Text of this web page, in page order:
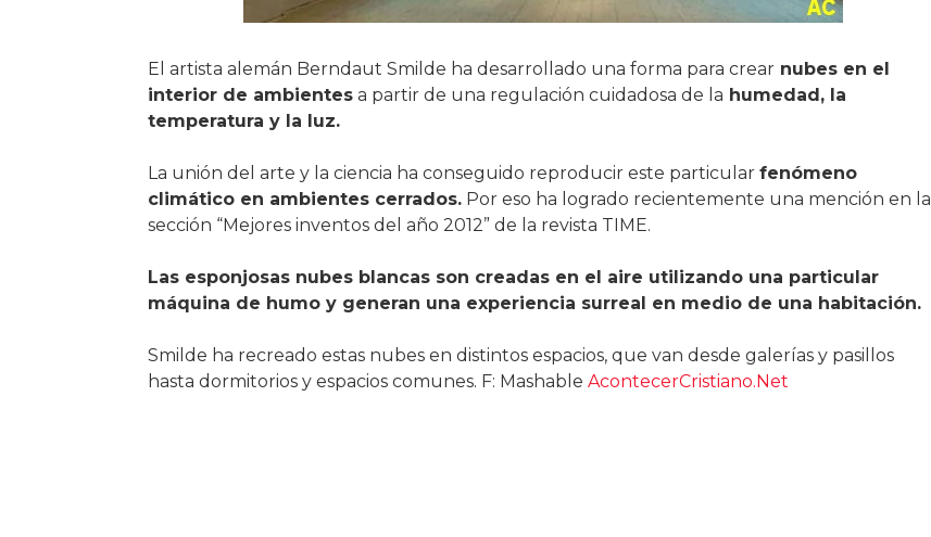
El artista alemán Berndaut Smilde ha desarrollado una forma para crearnubes en el
interior de ambientesa partir de una regulación cuidadosa de la humedad, la
temperatura y la luz.
La unión del arte y la ciencia ha conseguido reproducir este particular fenómeno
climático en ambientes cerrados.Por eso ha logrado recientemente una mención en la
sección “Mejores inventos del año 2012” de la revista TIME.
Las esponjosas nubes blancas son creadas en el aire utilizando una particular
máquina de humo y generan una experiencia surreal en medio de una habitación.
Smilde ha recreado estas nubes en distintos espacios, que van desde galerías y pasillos
hasta dormitorios y espacios comunes. F: Mashable AcontecerCristiano.Net